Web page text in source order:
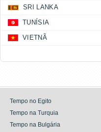
SRI LANKA
TUNÍSIA
VIETNÃ
Tempo no Egito
Tempo na Turquia
Tempo na Bulgária